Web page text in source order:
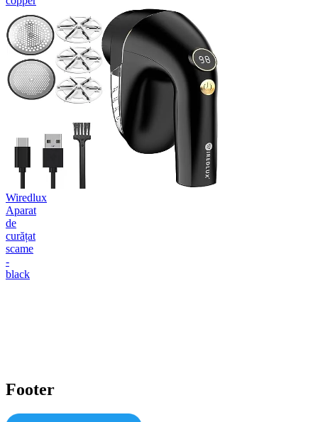
Wiredlux
Aparat
de
curățat
scame
-
black
Footer